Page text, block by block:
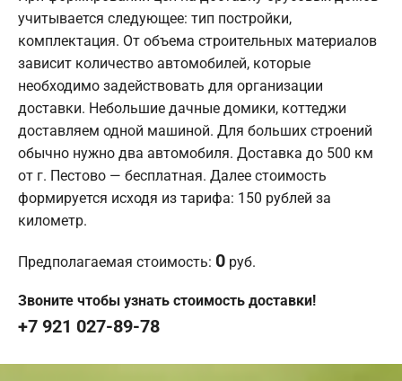
учитывается следующее: тип постройки,
комплектация. От объема строительных материалов
зависит количество автомобилей, которые
необходимо задействовать для организации
доставки. Небольшие дачные домики, коттеджи
доставляем одной машиной. Для больших строений
обычно нужно два автомобиля. Доставка до 500 км
от г. Пестово — бесплатная. Далее стоимость
формируется исходя из тарифа: 150 рублей за
километр.
Предполагаемая стоимость: 0 руб.
Звоните чтобы узнать стоимость доставки!
+7 921 027-89-78